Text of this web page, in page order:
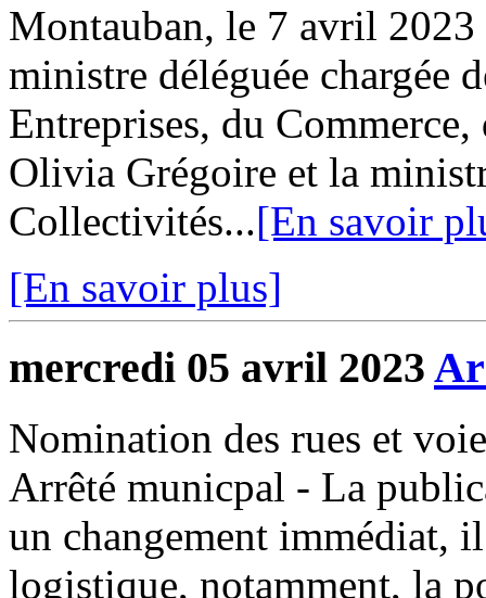
Montauban, le 7 avril 2023
ministre déléguée chargée
Entreprises, du
Olivia Grégoire et la
Collectivités...[En savoir
[En savoir plus]
mercredi 05 avril 2023
Nomination des rues et
Arrêté municpal - La
un changement immédiat,
logistique, notamment, la